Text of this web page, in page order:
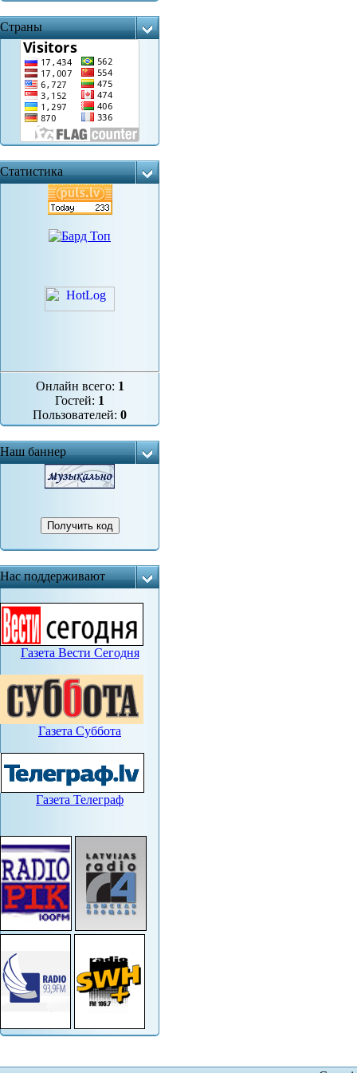
Страны
Статистика
Онлайн всего: 1
Гостей: 1
Пользователей: 0
Наш баннер
Нас поддерживают
Газета Вести Сегодня
Газета Суббота
Газета Телеграф